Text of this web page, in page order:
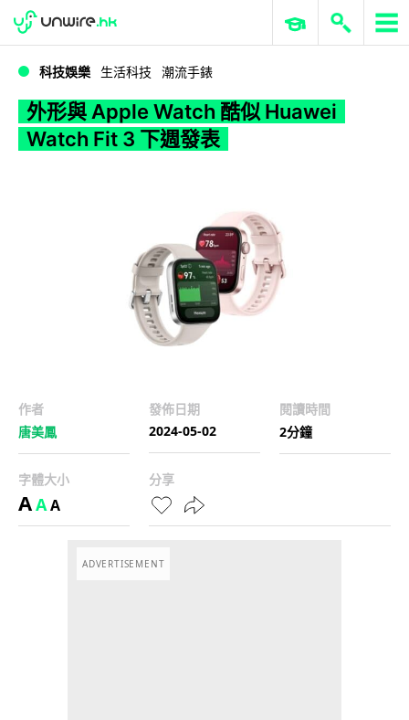
WWDC 2026 ERP 與商業 AI
科技娛樂 生活科技 潮流手錶
外形與 Apple Watch 酷似 Huawei
Watch Fit 3 下週發表
作者
唐美鳳
發佈日期
2024-05-02
閱讀時間
2分鐘
字體大小
AAA
分享
ADVERTISEMENT